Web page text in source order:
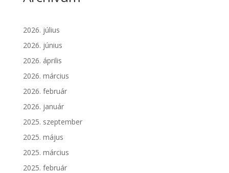
2026. július
2026. június
2026. április
2026. március
2026. február
2026. január
2025. szeptember
2025. május
2025. március
2025. február